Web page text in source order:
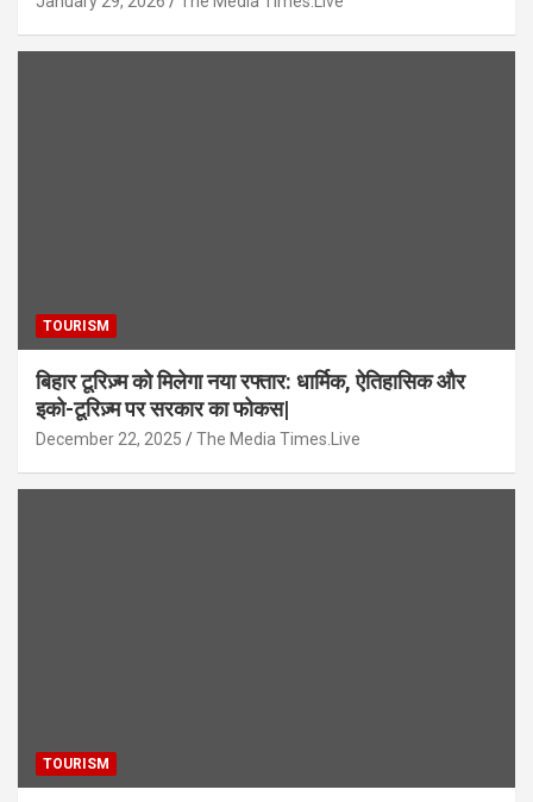
TOURISM
बिहार टूरिज़्म को मिलेगा नया रफ्तार: धार्मिक, ऐतिहासिक और
इको-टूरिज़्म पर सरकार का फोकस|
December 22, 2025 The Media Times.Live
TOURISM